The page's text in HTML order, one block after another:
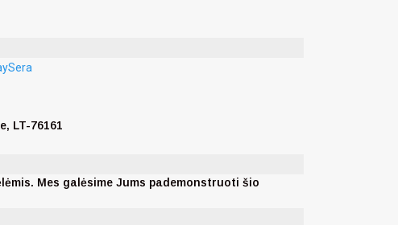
LT-76161
Mes galėsime Jums pademonstruoti šio